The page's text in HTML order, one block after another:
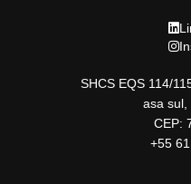
SHCS EQS 114/
asa sul,
CEP:
+55